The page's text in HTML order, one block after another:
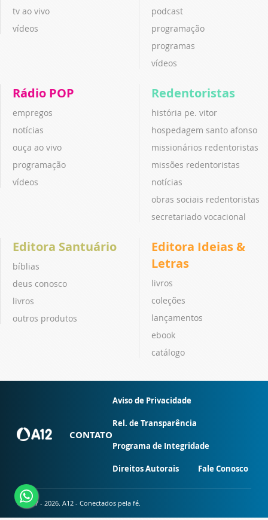
tv ao vivo
vídeos
podcast
programação
programas
vídeos
Rádio POP
empregos
notícias
ouça ao vivo
programação
vídeos
Redentoristas
história pe. vitor
hospedagem santo afonso
missionários redentoristas
missões redentoristas
notícias
obras sociais redentoristas
secretariado vocacional
Editora Santuário
bíblias
deus conosco
livros
outros produtos
Editora Ideias &
Letras
livros
coleções
lançamentos
ebook
catálogo
CONTATO
Aviso de Privacidade
Rel. de Transparência
Programa de Integridade
Direitos Autorais Fale Conosco
© 2007 - 2026. A12 - Conectados pela fé.